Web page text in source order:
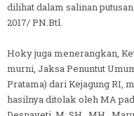
dilihat dalam salinan
2017/ PN.Btl.
Hoky juga menerangkan,
murni, Jaksa Penuntut
Pratama) dari Kejagung RI,
hasilnya ditolak oleh MA